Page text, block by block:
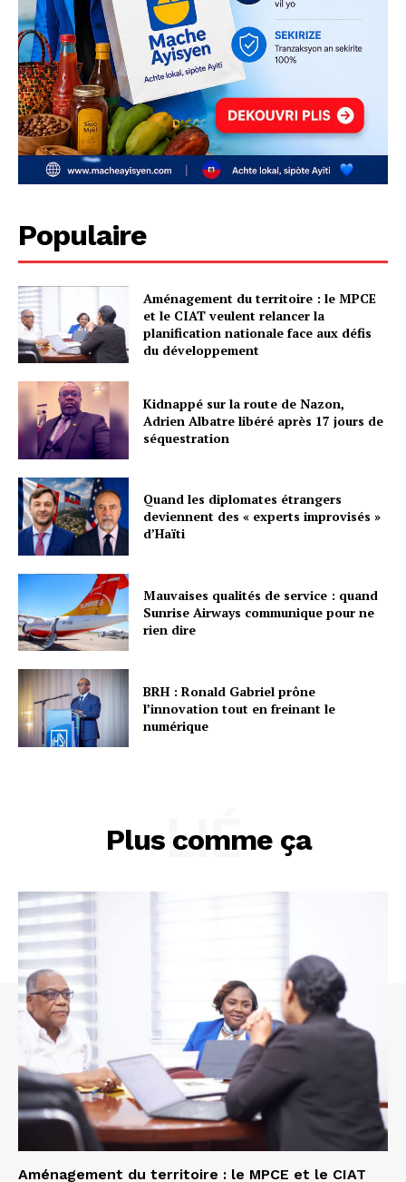
Populaire
Aménagement du territoire : le MPCE
et le CIAT veulent relancer la
planification nationale face aux défis
du développement
Kidnappé sur la route de Nazon,
Adrien Albatre libéré après 17 jours de
séquestration
Quand les diplomates étrangers
deviennent des « experts improvisés »
d’Haïti
Mauvaises qualités de service : quand
Sunrise Airways communique pour ne
rien dire
BRH : Ronald Gabriel prône
l’innovation tout en freinant le
numérique
Plus comme ça
LIÉ
Aménagement du territoire : le MPCE et le CIAT